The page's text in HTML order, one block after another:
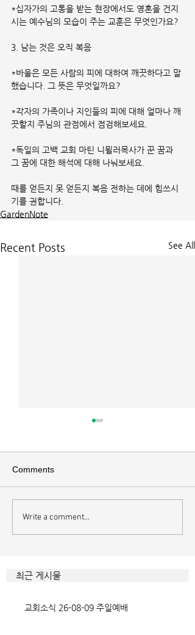
*십자가의 고통을 받는 현장에서도 영혼을 건지
시는 예수님의 모습이 주는 교훈은 무엇인가요?
3. 남는 것은 오직 복음
*바울은 모든 사람의 피에 대하여 깨끗하다고 말
했습니다. 그 뜻은 무엇일까요?
*각자의 가족이나 지인들의 피에 대해 얼마나 깨
끗할지 주님의 관점에서 점검해보세요.
*독일의 고백 교회 마틴 니묄러목사가 꾼 꿈과
그 꿈에 대한 해석에 대해 나눠보세요.
때를 얻든지 못 얻든지 복음 전하는 데에 힘쓰시
기를 권합니다.
GardenNote
Recent Posts See All
오직 예수
Comments
Write a comment...
최근 게시물
교회소식 26-08-09 주일예배